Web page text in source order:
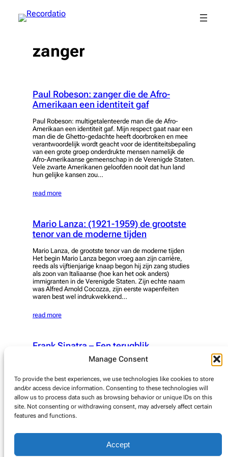
Manage Consent
To provide the best experiences, we use technologies like cookies to store
and/or access device information. Consenting to these technologies will
allow us to process data such as browsing behavior or unique IDs on this
site. Not consenting or withdrawing consent, may adversely affect certain
features and functions.
Accept
naar
zanger
Paul Robeson: zanger die de Afro-
Amerikaan een identiteit gaf
Paul Robeson: multigetalenteerde man die de Afro-
Amerikaan een identiteit gaf. Mijn respect gaat naar een
man die de Ghetto-gedachte heeft doorbroken en mee
verantwoordelijk wordt geacht voor de identiteitsbepaling
van een grote groep onderdrukte mensen namelijk de
Afro-Amerikaanse gemeenschap in de Verenigde Staten.
Vele zwarte Amerikanen geloofden nooit dat hun land
hun gelijke kansen zou…
read more
Mario Lanza: (1921-1959) de grootste
tenor van de moderne tijden
Mario Lanza, de grootste tenor van de moderne tijden
Het begin Mario Lanza begon vroeg aan zijn carrière,
reeds als vijftienjarige knaap begon hij zijn zang studies
als zoon van Italiaanse (hoe kan het ook anders)
immigranten in de Verenigde Staten. Zijn echte naam
was Alfred Arnold Cocozza, zijn eerste wapenfeiten
waren best wel indrukwekkend…
read more
Frank Sinatra – Een terugblik
Verleden jaar was het exact 100 jaar geleden dat Frank
Hoboken, New Jersey, als kind met Italiaanse roots zou
uitgroeien tot een ware legende en zijn stempel drukken
op de Amerikaanse entertainment industrie. Frank
Sinatra zou evolueren tot wat Amerikanen zo
onvertaalbaar “A Household Name” noemen, een naam…